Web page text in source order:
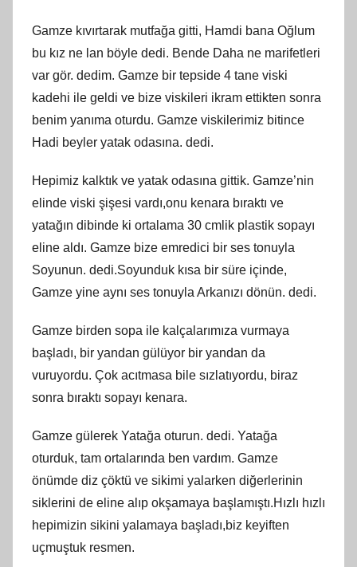
Gamze kıvırtarak mutfağa gitti, Hamdi bana Oğlum
bu kız ne lan böyle dedi. Bende Daha ne marifetleri
var gör. dedim. Gamze bir tepside 4 tane viski
kadehi ile geldi ve bize viskileri ikram ettikten sonra
benim yanıma oturdu. Gamze viskilerimiz bitince
Hadi beyler yatak odasına. dedi.
Hepimiz kalktık ve yatak odasına gittik. Gamze’nin
elinde viski şişesi vardı,onu kenara bıraktı ve
yatağın dibinde ki ortalama 30 cmlik plastik sopayı
eline aldı. Gamze bize emredici bir ses tonuyla
Soyunun. dedi.Soyunduk kısa bir süre içinde,
Gamze yine aynı ses tonuyla Arkanızı dönün. dedi.
Gamze birden sopa ile kalçalarımıza vurmaya
başladı, bir yandan gülüyor bir yandan da
vuruyordu. Çok acıtmasa bile sızlatıyordu, biraz
sonra bıraktı sopayı kenara.
Gamze gülerek Yatağa oturun. dedi. Yatağa
oturduk, tam ortalarında ben vardım. Gamze
önümde diz çöktü ve sikimi yalarken diğerlerinin
siklerini de eline alıp okşamaya başlamıştı.Hızlı hızlı
hepimizin sikini yalamaya başladı,biz keyiften
uçmuştuk resmen.